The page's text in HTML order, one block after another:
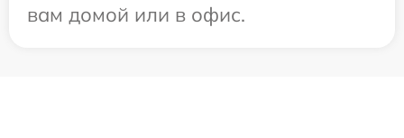
вам домой или в офис.